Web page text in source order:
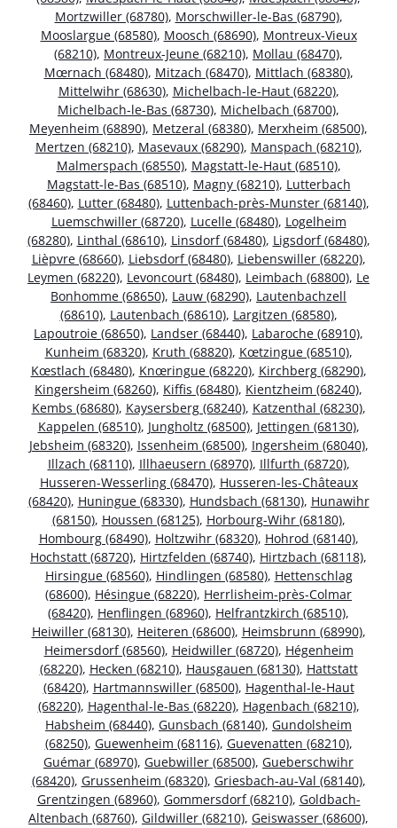
Mortzwiller (68780), Morschwiller-le-Bas (68790),
Mooslargue (68580), Moosch (68690), Montreux-Vieux
(68210), Montreux-Jeune (68210), Mollau (68470),
Mœrnach (68480), Mitzach (68470), Mittlach (68380),
Mittelwihr (68630), Michelbach-le-Haut (68220),
Michelbach-le-Bas (68730), Michelbach (68700),
Meyenheim (68890), Metzeral (68380), Merxheim (68500),
Mertzen (68210), Masevaux (68290), Manspach (68210),
Malmerspach (68550), Magstatt-le-Haut (68510),
Magstatt-le-Bas (68510), Magny (68210), Lutterbach
(68460), Lutter (68480), Luttenbach-près-Munster (68140),
Luemschwiller (68720), Lucelle (68480), Logelheim
(68280), Linthal (68610), Linsdorf (68480), Ligsdorf (68480),
Lièpvre (68660), Liebsdorf (68480), Liebenswiller (68220),
Leymen (68220), Levoncourt (68480), Leimbach (68800), Le
Bonhomme (68650), Lauw (68290), Lautenbachzell
(68610), Lautenbach (68610), Largitzen (68580),
Lapoutroie (68650), Landser (68440), Labaroche (68910),
Kunheim (68320), Kruth (68820), Kœtzingue (68510),
Kœstlach (68480), Knœringue (68220), Kirchberg (68290),
Kingersheim (68260), Kiffis (68480), Kientzheim (68240),
Kembs (68680), Kaysersberg (68240), Katzenthal (68230),
Kappelen (68510), Jungholtz (68500), Jettingen (68130),
Jebsheim (68320), Issenheim (68500), Ingersheim (68040),
Illzach (68110), Illhaeusern (68970), Illfurth (68720),
Husseren-Wesserling (68470), Husseren-les-Châteaux
(68420), Huningue (68330), Hundsbach (68130), Hunawihr
(68150), Houssen (68125), Horbourg-Wihr (68180),
Hombourg (68490), Holtzwihr (68320), Hohrod (68140),
Hochstatt (68720), Hirtzfelden (68740), Hirtzbach (68118),
Hirsingue (68560), Hindlingen (68580), Hettenschlag
(68600), Hésingue (68220), Herrlisheim-près-Colmar
(68420), Henflingen (68960), Helfrantzkirch (68510),
Heiwiller (68130), Heiteren (68600), Heimsbrunn (68990),
Heimersdorf (68560), Heidwiller (68720), Hégenheim
(68220), Hecken (68210), Hausgauen (68130), Hattstatt
(68420), Hartmannswiller (68500), Hagenthal-le-Haut
(68220), Hagenthal-le-Bas (68220), Hagenbach (68210),
Habsheim (68440), Gunsbach (68140), Gundolsheim
(68250), Guewenheim (68116), Guevenatten (68210),
Guémar (68970), Guebwiller (68500), Gueberschwihr
(68420), Grussenheim (68320), Griesbach-au-Val (68140),
Grentzingen (68960), Gommersdorf (68210), Goldbach-
Altenbach (68760), Gildwiller (68210), Geiswasser (68600),